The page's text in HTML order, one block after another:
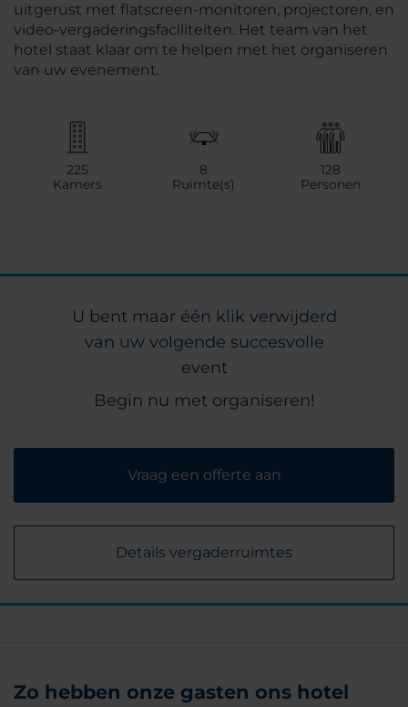
uitgerust met flatscreen-monitoren, projectoren, en
video-vergaderingsfaciliteiten. Het team van het
hotel staat klaar om te helpen met het organiseren
van uw evenement.
225
Kamers
8
Ruimte(s)
128
Personen
U bent maar één klik verwijderd
van uw volgende succesvolle
event
Begin nu met organiseren!
Vraag een offerte aan
Details vergaderruimtes
Zo hebben onze gasten ons hotel